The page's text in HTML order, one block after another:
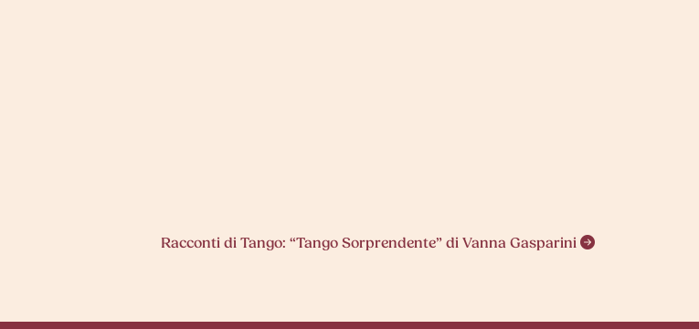
Racconti di Tango: “Tango Sorprendente” di Vanna Gasparini